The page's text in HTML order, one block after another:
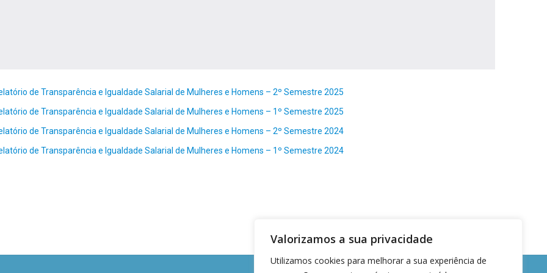
Valorizamos a sua privacidade
Utilizamos cookies para melhorar a sua experiência de
de Transparência e Igualdade Salarial de Mulheres e Homens – 2º Semestre 2025
de Transparência e Igualdade Salarial de Mulheres e Homens – 1º Semestre 2025
de Transparência e Igualdade Salarial de Mulheres e Homens – 2º Semestre 2024
de Transparência e Igualdade Salarial de Mulheres e Homens – 1º Semestre 2024